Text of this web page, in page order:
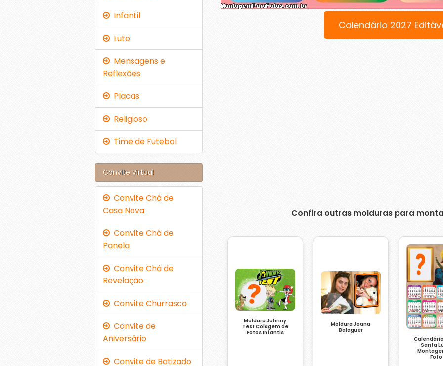
Calendário 2027
Confira outras molduras para
Moldura Johnny
Test Colagem de
Fotos Infantis
Moldura Joana
Balaguer
Santa
Foto
Infantil
Luto
Mensagens e
Reflexões
Placas
Religioso
Time de Futebol
Convite Virtual
Convite Chá de
Casa Nova
Convite Chá de
Panela
Convite Chá de
Revelação
Convite Churrasco
Convite de
Aniversário
Convite de Batizado